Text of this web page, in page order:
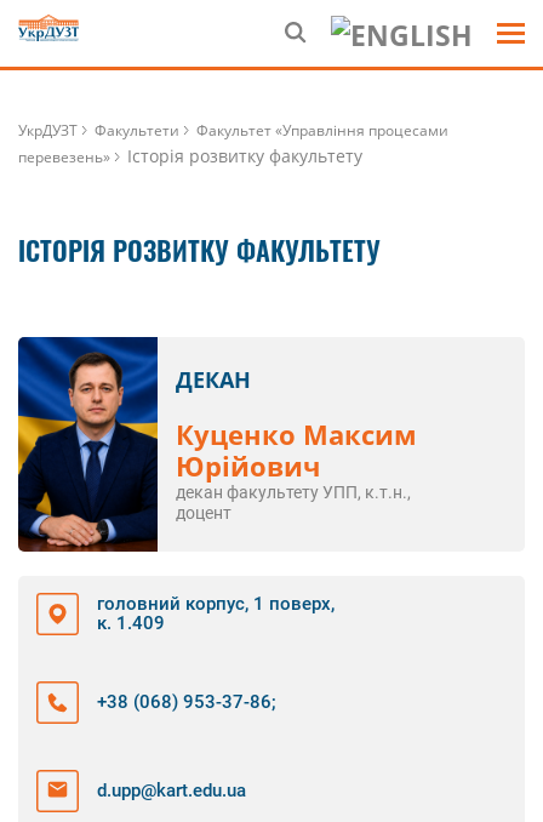
УкрДУЗТ Факультети
Факультет «Управління процесами
перевезень»
Історія розвитку факультету
ІСТОРІЯ РОЗВИТКУ ФАКУЛЬТЕТУ
ДЕКАН
Куценко Максим
Юрійович
декан факультету УПП, к.т.н.,
доцент
головний корпус, 1 поверх,
к. 1.409
+38 (068) 953-37-86;
d.upp@kart.edu.ua